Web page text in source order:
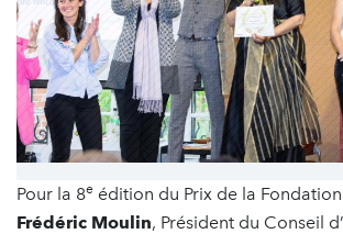
Pour la 8e édition du Prix de la
Frédéric Moulin, Président du Conseil